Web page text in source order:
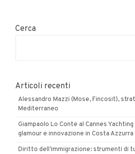
Cerca
Articoli recenti
Alessandro Mazzi (Mose, Fincosit),
Mediterraneo
Giampaolo Lo Conte al Cannes
glamour e innovazione in Costa Azzurra
Diritto dell’immigrazione: strumenti di